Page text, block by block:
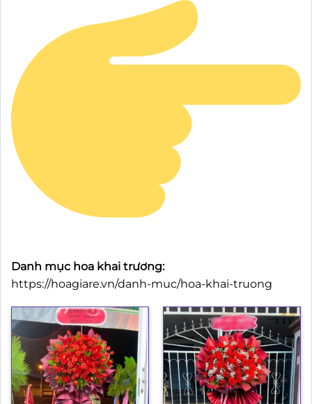
Danh mục hoa khai trương:
https://hoagiare.vn/danh-muc/hoa-khai-truong